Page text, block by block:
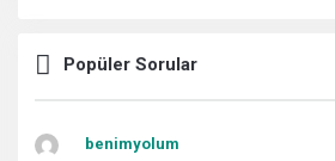
Popüler Sorular
benimyolum